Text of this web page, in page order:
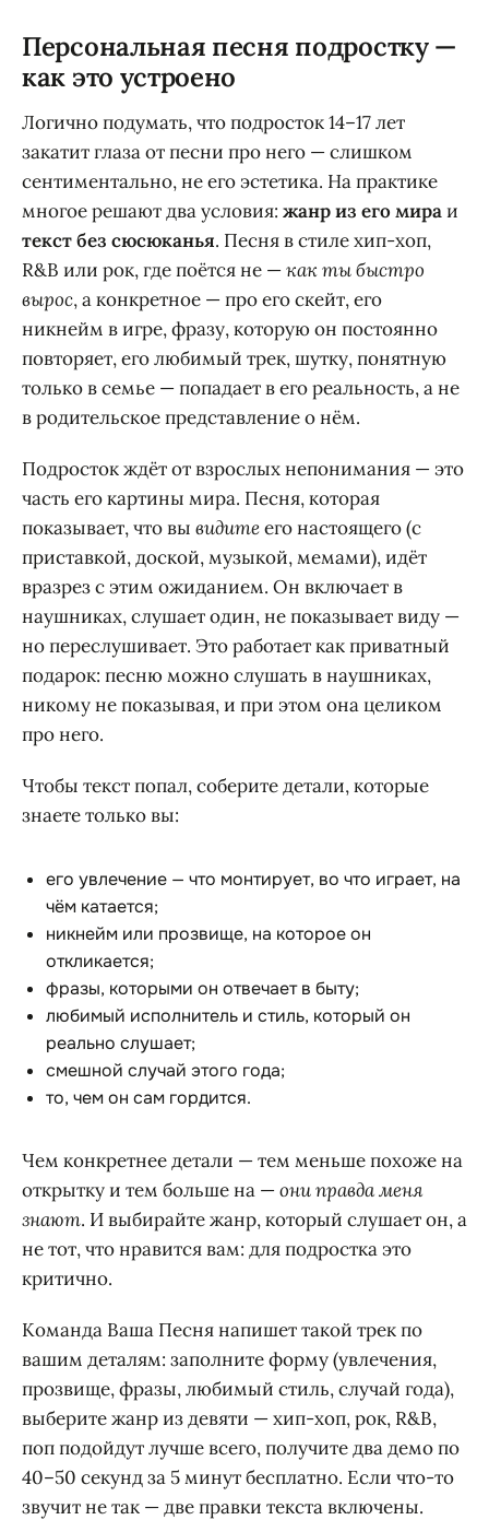
Персональная песня подростку —
как это устроено
Логично подумать, что подросток 14–17 лет
закатит глаза от песни про него — слишком
сентиментально, не его эстетика. На практике
многое решают два условия: жанр из его мираи
текст без сюсюканья. Песня в стиле хип-хоп,
R&B или рок, где поётся не —как ты быстро
вырос, а конкретное — про его скейт, его
никнейм в игре, фразу, которую он постоянно
повторяет, его любимый трек, шутку, понятную
только в семье — попадает в его реальность, а не
в родительское представление о нём.
Подросток ждёт от взрослых непонимания — это
часть его картины мира. Песня, которая
показывает, что вы видитеего настоящего (с
приставкой, доской, музыкой, мемами), идёт
вразрез с этим ожиданием. Он включает в
наушниках, слушает один, не показывает виду —
но переслушивает. Это работает как приватный
подарок: песню можно слушать в наушниках,
никому не показывая, и при этом она целиком
про него.
Чтобы текст попал, соберите детали, которые
знаете только вы:
его увлечение — что монтирует, во что играет, на
чём катается;
никнейм или прозвище, на которое он
откликается;
фразы, которыми он отвечает в быту;
любимый исполнитель и стиль, который он
реально слушает;
смешной случай этого года;
то, чем он сам гордится.
Чем конкретнее детали — тем меньше похоже на
открытку и тем больше на —они правда меня
знают. И выбирайте жанр, который слушает он, а
не тот, что нравится вам: для подростка это
критично.
Команда Ваша Песня напишет такой трек по
вашим деталям: заполните форму (увлечения,
прозвище, фразы, любимый стиль, случай года),
выберите жанр из девяти — хип-хоп, рок, R&B,
поп подойдут лучше всего, получите два демо по
40–50 секунд за 5 минут бесплатно. Если что-то
звучит не так — две правки текста включены.